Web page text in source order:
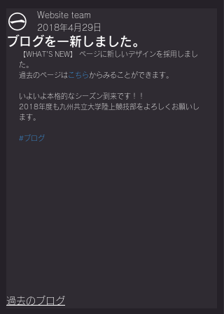
ブログを一新しました。
Website team
2018年4月29日
【WHAT'S NEW】 ページに新しいデザインを採用しまし
た。
過去のページはこちら からみることができます。
いよいよ本格的なシーズン到来です！！
2018年度も九州共立大学陸上競技部をよろしくお願いし
ます。
#ブログ
過去のブログ